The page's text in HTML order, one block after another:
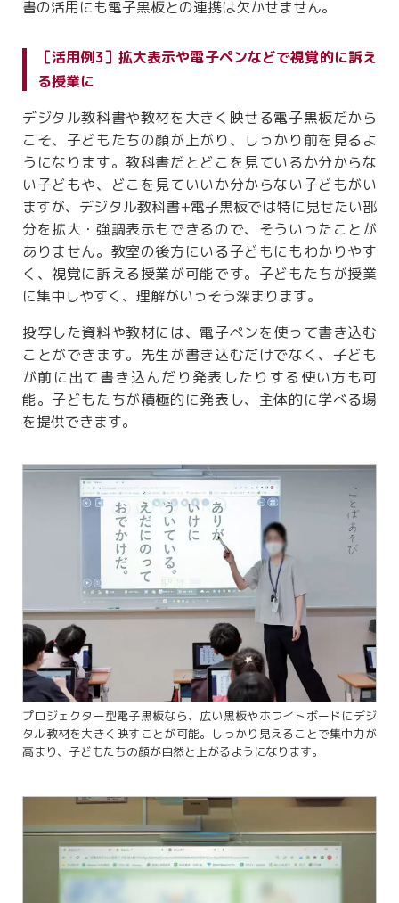
書の活用にも電子黒板との連携は欠かせません。
［活用例3］拡大表示や電子ペンなどで視覚的に訴え
る授業に
デジタル教科書や教材を大きく映せる電子黒板だから
こそ、子どもたちの顔が上がり、しっかり前を見るよ
うになります。教科書だとどこを見ているか分からな
い子どもや、どこを見ていいか分からない子どもがい
ますが、デジタル教科書+電子黒板では特に見せたい部
分を拡大・強調表示もできるので、そういったことが
ありません。教室の後方にいる子どもにもわかりやす
く、視覚に訴える授業が可能です。子どもたちが授業
に集中しやすく、理解がいっそう深まります。
投写した資料や教材には、電子ペンを使って書き込む
ことができます。先生が書き込むだけでなく、子ども
が前に出て書き込んだり発表したりする使い方も可
能。子どもたちが積極的に発表し、主体的に学べる場
を提供できます。
プロジェクター型電子黒板なら、広い黒板やホワイトボードにデジ
タル教材を大きく映すことが可能。しっかり見えることで集中力が
高まり、子どもたちの顔が自然と上がるようになります。